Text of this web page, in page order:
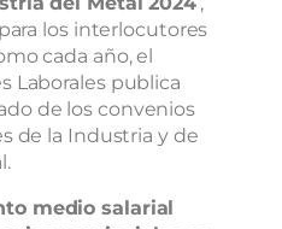
los interlocutores
cada año, el
Laborales publica
de los convenios
de la Industria y de
medio salarial